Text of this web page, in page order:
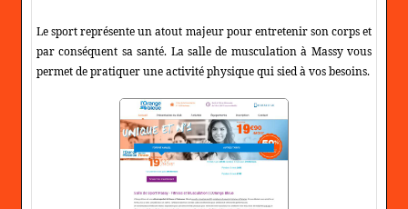
Le sport représente un atout majeur pour entretenir son corps et
par conséquent sa santé. La salle de musculation à Massy vous
permet de pratiquer une activité physique qui sied à vos besoins.